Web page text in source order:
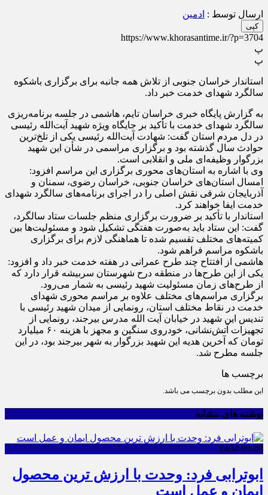
ارسال توسط : ادمین
کپی
https://www.khorasantime.ir/?p=3704
پ
پ
استاندار خراسان جنوبی از تلاش همه جانبه برای برگزاری باشکوه
سالگرد شهدای خدمت خبر داد.
به گزارش پایگاه خبری خراسان تایم، هاشمی در جلسه برنامه‌ریزی
سالگرد شهدای خدمت با تأکید بر جایگاه ویژه شهید آیت‌الله رئیسی
در دل مردم استان گفت: شهادت آیت‌الله رئیسی یکی از تلخ‌ترین
حوادث سال گذشته بود و برگزاری مراسمی در شأن این شهید
بزرگوار وظیفه‌ای ملی و انقلابی است.
وی با اشاره به استان‌های محوری برگزاری این مراسم افزود:
امسال استان‌های خراسان جنوبی، خراسان رضوی، سمنان و
آذربایجان شرقی نقش اصلی را در اجرای برنامه‌های سالگرد شهدای
خدمت ایفا خواهند کرد.
استاندار با تأکید بر ضرورت برگزاری منظم جلسات ستاد سالگرد،
گفت: این ستاد باید به‌صورت هفتگی تشکیل شود و مسئولیت‌ها بین
کمیته‌های مختلف تقسیم شده تا هماهنگی لازم برای برگزاری
باشکوه مراسم فراهم شود.
هاشمی از افتتاح چند طرح عمرانی در هفته خدمت خبر داد و افزود:
یکی از این طرح‌ها در منطقه درح شهرستان سربیشه قرار دارد که
از طرح‌های زمان مسئولیت شهید رئیسی به شمار می‌رود.
برگزاری مراسم‌های مختلف علاوه بر مراسم محوری شهدای
خدمت در نقاط مختلف استان، رونمایی از میدان شهید رئیسی با
تندیس این شهید در خیابان آیت الله مدرس بیرجند، رونمایی از
تجهیزات آتش‌نشانی، خودروی سنگین و مجهز با هزینه ۶۰ میلیارد
تومان که آخرین هدیه این شهید بزرگوار به شهر بیرجند بود، در این
جلسه مطرح شد.
برچسب ها
این مطلب بدون برچسب می باشد.
نوشته های مشابه
1404-09-09
ابوترابی فرد: وحدت با ارزش ترین محصول
ایمان و عمل است